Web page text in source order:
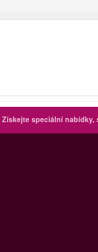
Získejte speciální nabídky,